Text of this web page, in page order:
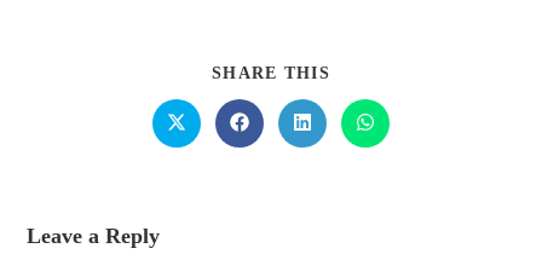
SHARE THIS
Leave a Reply